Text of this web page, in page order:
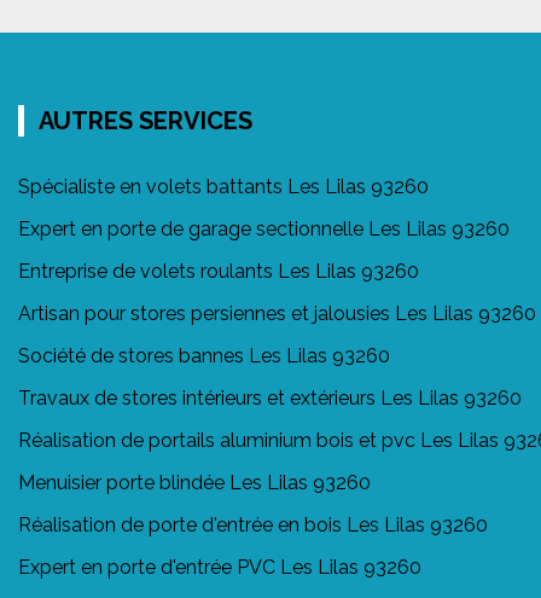
AUTRES SERVICES
Spécialiste en volets battants Les Lilas 93260
Expert en porte de garage sectionnelle Les Lilas 93260
Entreprise de volets roulants Les Lilas 93260
Artisan pour stores persiennes et jalousies Les Lilas 93260
Société de stores bannes Les Lilas 93260
Travaux de stores intérieurs et extérieurs Les Lilas 93260
Réalisation de portails aluminium bois et pvc Les Lilas
Menuisier porte blindée Les Lilas 93260
Réalisation de porte d'entrée en bois Les Lilas 93260
Expert en porte d'entrée PVC Les Lilas 93260